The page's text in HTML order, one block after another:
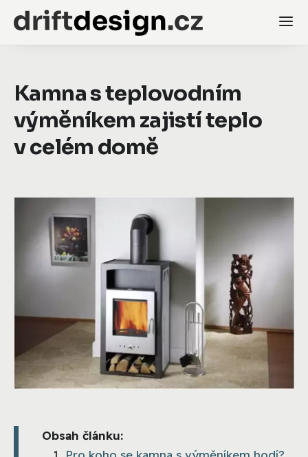
Kamna s teplovodním
výměníkem zajistí teplo
v celém domě
Obsah článku: